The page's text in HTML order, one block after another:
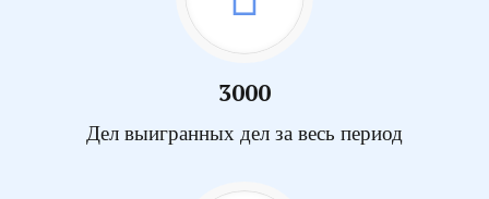
3000
Дел выигранных дел за весь период